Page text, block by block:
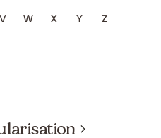
V W X Y Z